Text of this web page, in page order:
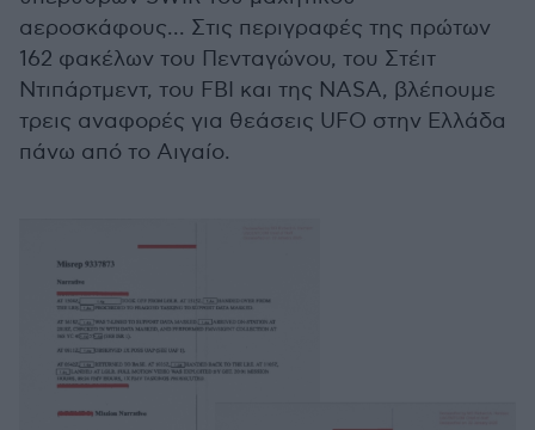
αεροσκάφους... Στις περιγραφές της πρώτων
162 φακέλων του Πενταγώνου, του Στέιτ
Ντιπάρτμεντ, του FBI και της NASA, βλέπουμε
τρεις αναφορές για θεάσεις UFO στην Ελλάδα
πάνω από το Αιγαίο.